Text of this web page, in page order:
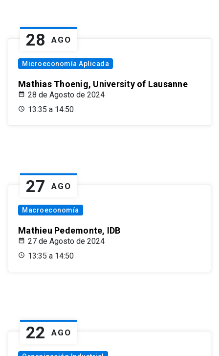
28 AGO
Microeconomía Aplicada
Mathias Thoenig, University of Lausanne
28 de Agosto de 2024
13:35 a 14:50
27 AGO
Macroeconomía
Mathieu Pedemonte, IDB
27 de Agosto de 2024
13:35 a 14:50
22 AGO